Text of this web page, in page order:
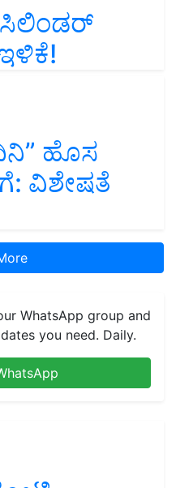
ಸಿಲಿಂಡರ್‌
ಹೊಸ
ವಿಶೇಷತೆ
WhatsApp group and
you need. Daily.